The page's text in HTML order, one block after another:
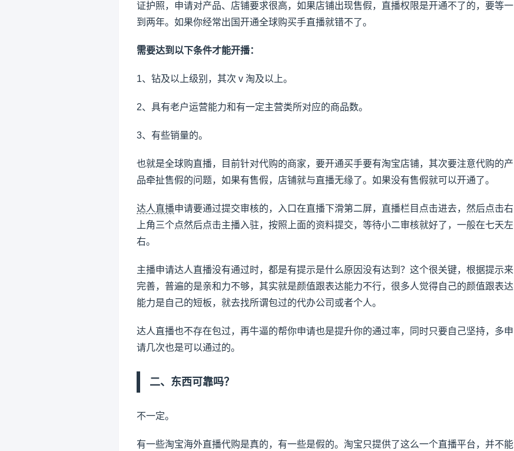
证护照，申请对产品、店铺要求很高，如果店铺出现售假，直播权限是开通不了的，要等一
到两年。如果你经常出国开通全球购买手直播就错不了。
需要达到以下条件才能开播：
1、钻及以上级别，其次 v 淘及以上。
2、具有老户运营能力和有一定主营类所对应的商品数。
3、有些销量的。
也就是全球购直播，目前针对代购的商家，要开通买手要有淘宝店铺，其次要注意代购的产
品牵扯售假的问题，如果有售假，店铺就与直播无缘了。如果没有售假就可以开通了。
达人直播申请要通过提交审核的，入口在直播下滑第二屏，直播栏目点击进去，然后点击右
上角三个点然后点击主播入驻，按照上面的资料提交，等待小二审核就好了，一般在七天左
右。
主播申请达人直播没有通过时，都是有提示是什么原因没有达到？这个很关键，根据提示来
完善，普遍的是亲和力不够，其实就是颜值跟表达能力不行，很多人觉得自己的颜值跟表达
能力是自己的短板，就去找所谓包过的代办公司或者个人。
达人直播也不存在包过，再牛逼的帮你申请也是提升你的通过率，同时只要自己坚持，多申
请几次也是可以通过的。
二、东西可靠吗？
不一定。
有一些淘宝海外直播代购是真的，有一些是假的。淘宝只提供了这么一个直播平台，并不能